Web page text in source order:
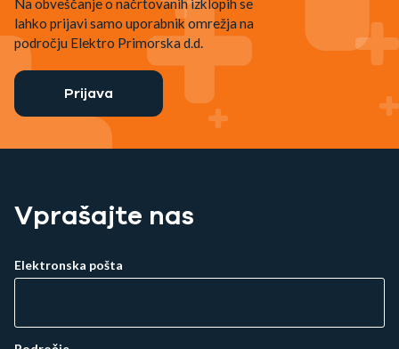
lahko prijavi samo uporabnik omrežja na
področju Elektro Primorska d.d.
Prijava
Vprašajte nas
Elektronska pošta